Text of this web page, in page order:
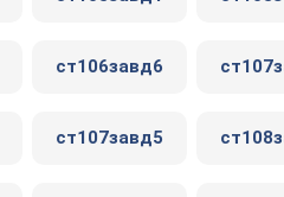
ст106завд6
ст107завд5